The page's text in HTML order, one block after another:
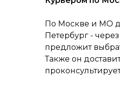
По Москве и МО
Петербург -
предложит
Также он